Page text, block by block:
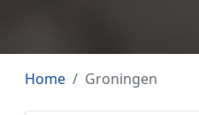
Home Groningen